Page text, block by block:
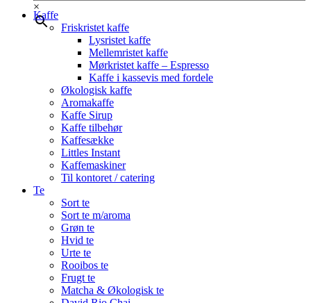
×
Kaffe
Friskristet kaffe
Lysristet kaffe
Mellemristet kaffe
Mørkristet kaffe – Espresso
Kaffe i kassevis med fordele
Økologisk kaffe
Aromakaffe
Kaffe Sirup
Kaffe tilbehør
Kaffesække
Littles Instant
Kaffemaskiner
Til kontoret / catering
Te
Sort te
Sort te m/aroma
Grøn te
Hvid te
Urte te
Rooibos te
Frugt te
Matcha & Økologisk te